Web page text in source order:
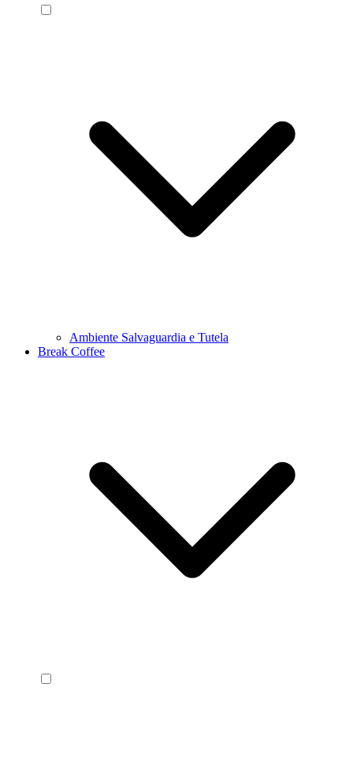
Ambiente Salvaguardia e Tutela
Break Coffee